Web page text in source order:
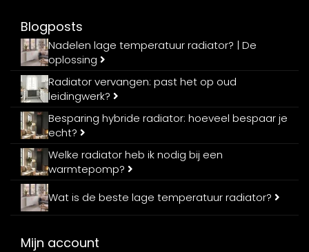
Blogposts
Nadelen lage temperatuur radiator? | De
oplossing
Radiator vervangen: past het op oud
leidingwerk?
Besparing hybride radiator: hoeveel bespaar je
echt?
Welke radiator heb ik nodig bij een
warmtepomp?
Wat is de beste lage temperatuur radiator?
Mijn account